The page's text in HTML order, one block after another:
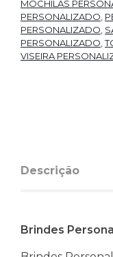
MOCHILAS
PERSONALIZADO
PERSONALIZADO
PERSONALIZADO ,
VISEIRA
Descrição
Brindes